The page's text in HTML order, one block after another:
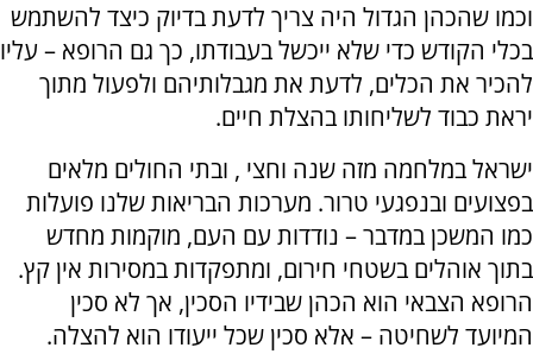
וכמו שהכהן הגדול היה צריך לדעת בדיוק כיצד להשתמש
בכלי הקודש כדי שלא ייכשל בעבודתו, כך גם הרופא – עליו
להכיר את הכלים, לדעת את מגבלותיהם ולפעול מתוך
יראת כבוד לשליחותו בהצלת חיים.
ישראל במלחמה מזה שנה וחצי , ובתי החולים מלאים
בפצועים ובנפגעי טרור. מערכות הבריאות שלנו פועלות
כמו המשכן במדבר – נודדות עם העם, מוקמות מחדש
בתוך אוהלים בשטחי חירום, ומתפקדות במסירות אין קץ.
הרופא הצבאי הוא הכהן שבידיו הסכין, אך לא סכין
המיועד לשחיטה – אלא סכין שכל ייעודו הוא להצלה.